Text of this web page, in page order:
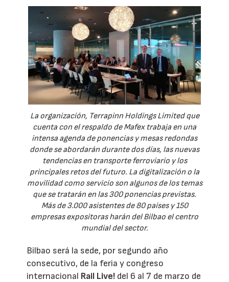
La organización, Terrapinn Holdings Limited que
cuenta con el respaldo de Mafex trabaja en una
intensa agenda de ponencias y mesas redondas
donde se abordarán durante dos días, las nuevas
tendencias en transporte ferroviario y los
principales retos del futuro. La digitalización o la
movilidad como servicio son algunos de los temas
que se tratarán en las 300 ponencias previstas.
Más de 3.000 asistentes de 80 países y 150
empresas expositoras harán del Bilbao el centro
mundial del sector.
Bilbao será la sede, por segundo año
consecutivo, de la feria y congreso
internacional Rail Live! del 6 al 7 de marzo de